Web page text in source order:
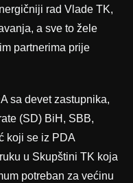
rad Vlade TK,
a sve to žele
partnerima prije
sa devet zastupnika,
(SD) BiH, SBB,
koji se iz PDA
u Skupštini TK koja
potreban za većinu